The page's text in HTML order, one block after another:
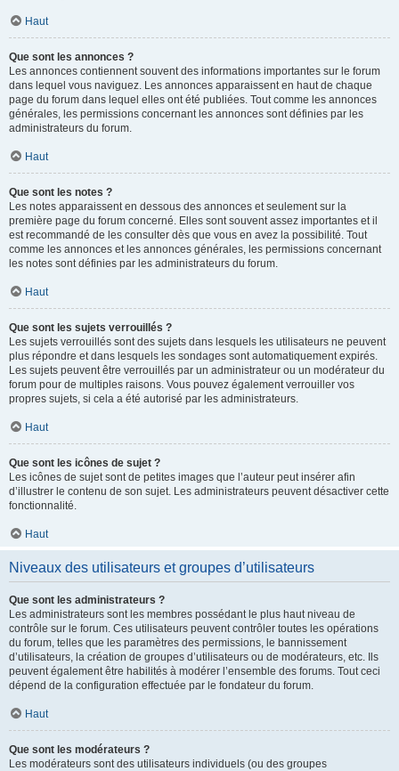
Haut
Que sont les annonces ?
Les annonces contiennent souvent des informations importantes sur le forum
dans lequel vous naviguez. Les annonces apparaissent en haut de chaque
page du forum dans lequel elles ont été publiées. Tout comme les annonces
générales, les permissions concernant les annonces sont définies par les
administrateurs du forum.
Haut
Que sont les notes ?
Les notes apparaissent en dessous des annonces et seulement sur la
première page du forum concerné. Elles sont souvent assez importantes et il
est recommandé de les consulter dès que vous en avez la possibilité. Tout
comme les annonces et les annonces générales, les permissions concernant
les notes sont définies par les administrateurs du forum.
Haut
Que sont les sujets verrouillés ?
Les sujets verrouillés sont des sujets dans lesquels les utilisateurs ne peuvent
plus répondre et dans lesquels les sondages sont automatiquement expirés.
Les sujets peuvent être verrouillés par un administrateur ou un modérateur du
forum pour de multiples raisons. Vous pouvez également verrouiller vos
propres sujets, si cela a été autorisé par les administrateurs.
Haut
Que sont les icônes de sujet ?
Les icônes de sujet sont de petites images que l’auteur peut insérer afin
d’illustrer le contenu de son sujet. Les administrateurs peuvent désactiver cette
fonctionnalité.
Haut
Niveaux des utilisateurs et groupes d’utilisateurs
Que sont les administrateurs ?
Les administrateurs sont les membres possédant le plus haut niveau de
contrôle sur le forum. Ces utilisateurs peuvent contrôler toutes les opérations
du forum, telles que les paramètres des permissions, le bannissement
d’utilisateurs, la création de groupes d’utilisateurs ou de modérateurs, etc. Ils
peuvent également être habilités à modérer l’ensemble des forums. Tout ceci
dépend de la configuration effectuée par le fondateur du forum.
Haut
Que sont les modérateurs ?
Les modérateurs sont des utilisateurs individuels (ou des groupes